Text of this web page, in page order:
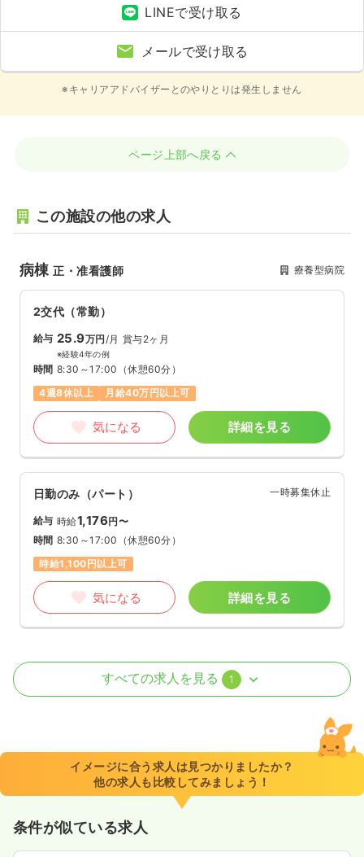
LINEで受け取る
メールで受け取る
※キャリアアドバイザーとのやりとりは発生しません
ページ上部へ戻る
この施設の他の求人
病棟正・准看護師 療養型病院
2交代（常勤）
給与 25.9万円/月 賞与2ヶ月
※経験4年の例
時間 8:30～17:00 （休憩60分）
4週8休以上
月給40万円以上可
気になる 詳細を見る
日勤のみ（パート） 一時募集休止
給与 時給1,176円〜
時間 8:30～17:00 （休憩60分）
時給1,100円以上可
気になる 詳細を見る
訪問看護 正看護師
8:30～17:00（休憩60分）
土日休み
オンコールあり 月給32万円以上可
気になる
すべての求人を見る 1
イメージに合う求人は見つかりましたか？
他の求人も比較してみましょう！
条件が似ている求人